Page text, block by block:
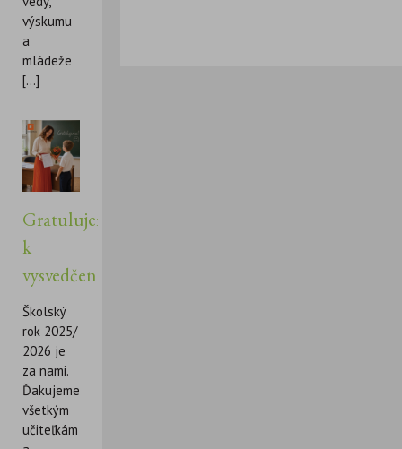
výskumu
a
mládeže
[...]
Gratulujeme
k
vysvedčeniu!
Školský
rok 2025/
2026 je
za nami.
Ďakujeme
všetkým
učiteľkám